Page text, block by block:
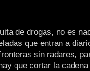
de drogas, no es
que entran a
sin radares,
que cortar la